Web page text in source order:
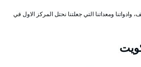
وادواتنا ومعداتنا التي جعلتنا نحتل المركز الاول في